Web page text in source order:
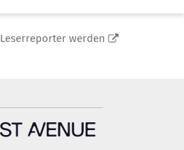
Leserreporter werden